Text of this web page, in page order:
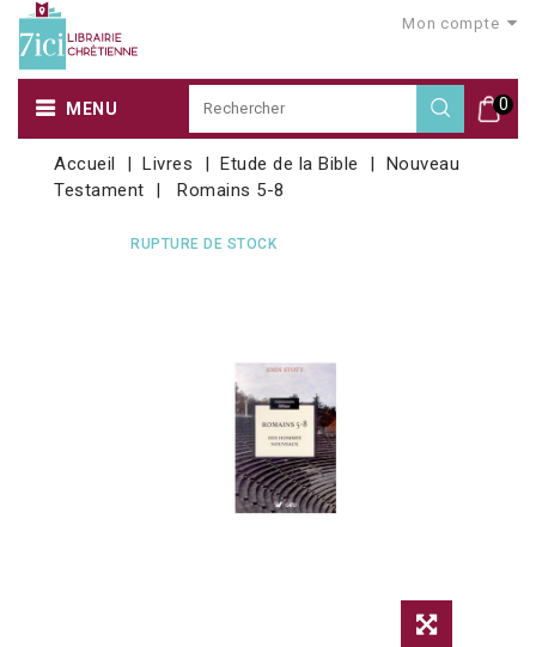
Mon compte
0
MENU
Accueil Livres Etude de la Bible
Nouveau
Testament
Romains 5-8
RUPTURE DE STOCK